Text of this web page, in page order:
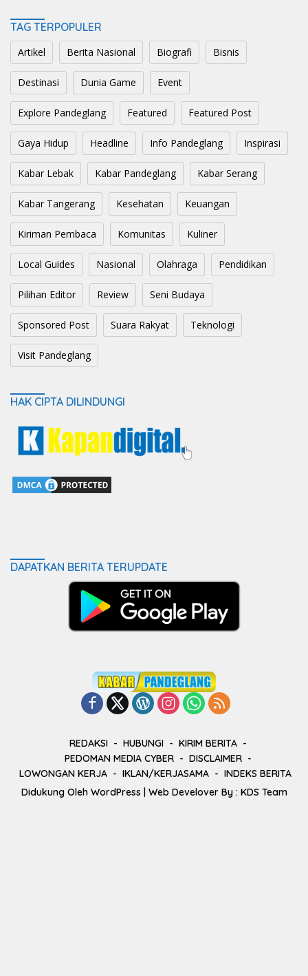
TAG TERPOPULER
Artikel Berita Nasional Biografi Bisnis
Destinasi Dunia Game Event
Explore Pandeglang Featured Featured Post
Gaya Hidup Headline Info Pandeglang Inspirasi
Kabar Lebak Kabar Pandeglang Kabar Serang
Kabar Tangerang Kesehatan Keuangan
Kiriman Pembaca Komunitas Kuliner
Local Guides Nasional Olahraga Pendidikan
Pilihan Editor Review Seni Budaya
Sponsored Post Suara Rakyat Teknologi
Visit Pandeglang
HAK CIPTA DILINDUNGI
DAPATKAN BERITA TERUPDATE
REDAKSI HUBUNGI
KIRIM BERITA
PEDOMAN MEDIA CYBER
DISCLAIMER
LOWONGAN KERJA
IKLAN/KERJASAMA
INDEKS BERITA
Didukung Oleh WordPress | Web Develover By : KDS Team